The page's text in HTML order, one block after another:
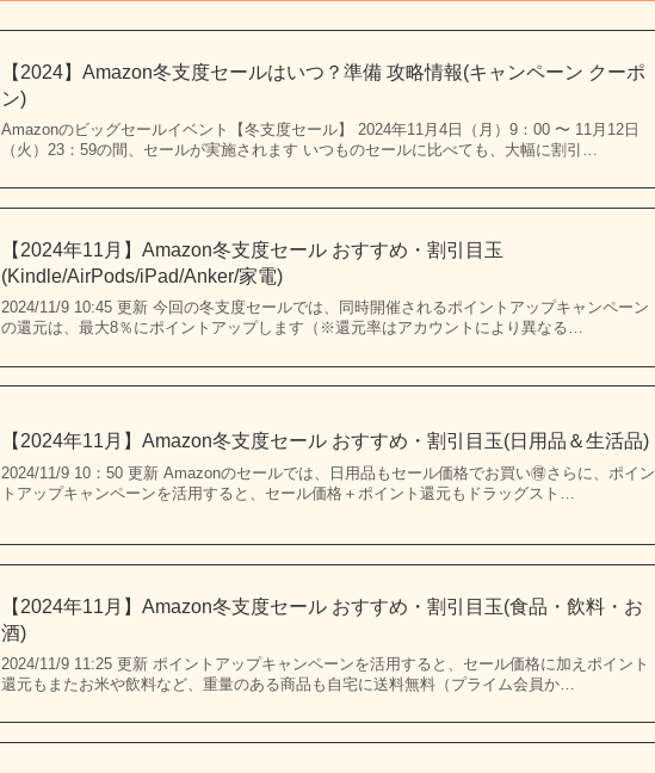
【2024】Amazon冬支度セールはいつ？準備 攻略情報(キャンペーン クーポ
ン)
Amazonのビッグセールイベント【冬支度セール】 2024年11月4日（月）9：00 〜 11月12日
（火）23：59の間、セールが実施されます いつものセールに比べても、大幅に割引…
【2024年11月】Amazon冬支度セール おすすめ・割引目玉
(Kindle/AirPods/iPad/Anker/家電)
2024/11/9 10:45 更新 今回の冬支度セールでは、同時開催されるポイントアップキャンペーン
の還元は、最大8％にポイントアップします（※還元率はアカウントにより異なる…
【2024年11月】Amazon冬支度セール おすすめ・割引目玉(日用品＆生活品)
2024/11/9 10：50 更新 Amazonのセールでは、日用品もセール価格でお買い🉐さらに、ポイン
トアップキャンペーンを活用すると、セール価格＋ポイント還元もドラッグスト…
【2024年11月】Amazon冬支度セール おすすめ・割引目玉(食品・飲料・お
酒)
2024/11/9 11:25 更新 ポイントアップキャンペーンを活用すると、セール価格に加えポイント
還元もまたお米や飲料など、重量のある商品も自宅に送料無料（プライム会員か…